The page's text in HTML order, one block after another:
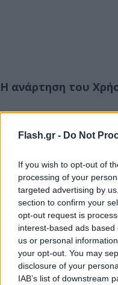
Flash.gr - Do Not
If you wish to opt-out of
processing of your
targeted advertising by
section to confirm your
opt-out request is
interest-based ads
us or personal
your opt-out. You may
disclosure of your
IAB’s list of downstream
Η ανάρτηση του
«Πριν δύο βράδια
κοντά μας η φίλη